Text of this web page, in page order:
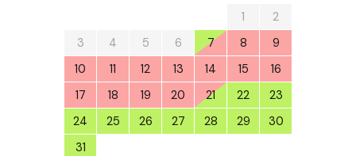
1
2
3
4 5 6 7 8
9
10
11 12 13 14 15
16
17
18 19 20 21 22
23
24
25 26 27 28 29
30
31